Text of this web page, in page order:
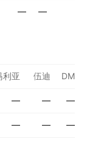
— —
利亚 伍迪 DM
— — —
— — —